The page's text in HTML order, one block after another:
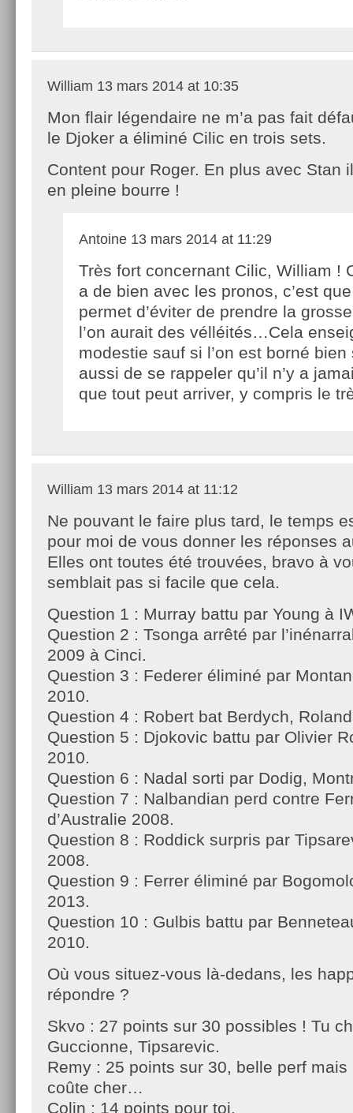
William 13 mars 2014 at 10:35
Mon flair légendaire ne m’a pas fait
le Djoker a éliminé Cilic en trois sets.
Content pour Roger. En plus avec Stan
en pleine bourre !
Antoine 13 mars 2014 at 11:29
Très fort concernant Cilic, William !
a de bien avec les pronos, c’est
permet d’éviter de prendre la
l’on aurait des vélléités…Cela
modestie sauf si l’on est borné
aussi de se rappeler qu’il n’y a
que tout peut arriver, y compris le
William 13 mars 2014 at 11:12
Ne pouvant le faire plus tard, le temps
pour moi de vous donner les réponses
Elles ont toutes été trouvées, bravo à
semblait pas si facile que cela.
Question 1 : Murray battu par Young à
Question 2 : Tsonga arrêté par
2009 à Cinci.
Question 3 : Federer éliminé par
2010.
Question 4 : Robert bat Berdych,
Question 5 : Djokovic battu par Olivier
2010.
Question 6 : Nadal sorti par Dodig,
Question 7 : Nalbandian perd contre
d’Australie 2008.
Question 8 : Roddick surpris par
2008.
Question 9 : Ferrer éliminé par
2013.
Question 10 : Gulbis battu par
2010.
Où vous situez-vous là-dedans, les
répondre ?
Skvo : 27 points sur 30 possibles ! Tu
Guccionne, Tipsarevic.
Remy : 25 points sur 30, belle perf
coûte cher…
Colin : 14 points pour toi.